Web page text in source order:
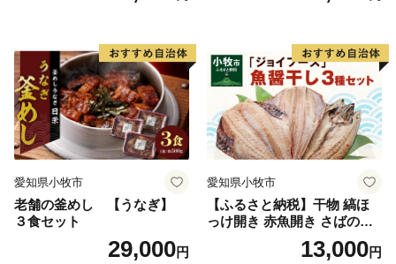
愛知県小牧市
老舗の釜めし 【うなぎ】
３食セット
29,000円
愛知県小牧市
【ふるさと納税】干物 縞ほ
っけ開き 赤魚開き さばの開
き 魚醤干し 3種 セット 詰め
合わせ 魚 おかず 肉厚 おいし
13,000円